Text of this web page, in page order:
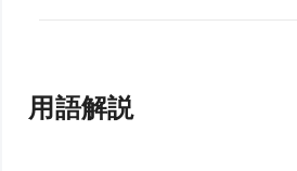
用語解説